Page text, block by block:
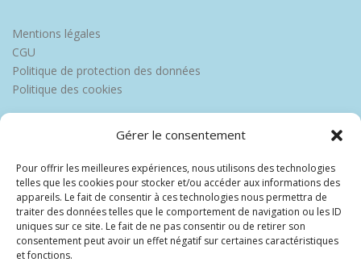
Gérer le consentement
Pour offrir les meilleures expériences, nous utilisons des technologies
telles que les cookies pour stocker et/ou accéder aux informations des
appareils. Le fait de consentir à ces technologies nous permettra de
traiter des données telles que le comportement de navigation ou les ID
uniques sur ce site. Le fait de ne pas consentir ou de retirer son
consentement peut avoir un effet négatif sur certaines caractéristiques
et fonctions.
Mentions légales
CGU
Politique de protection des données
Politique des cookies